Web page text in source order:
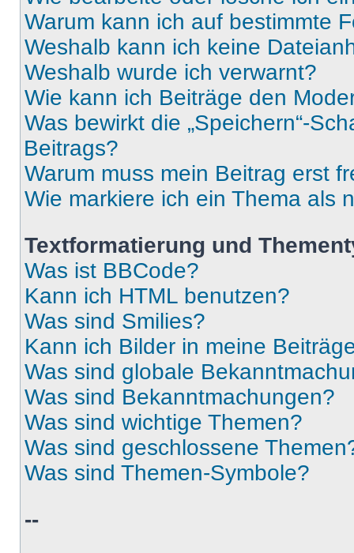
Warum kann ich auf bestimmte
Weshalb kann ich keine
Weshalb wurde ich verwarnt?
Wie kann ich Beiträge den
Was bewirkt die „Speichern“-
Beitrags?
Warum muss mein Beitrag erst
Wie markiere ich ein Thema als
Textformatierung und
Was ist BBCode?
Kann ich HTML benutzen?
Was sind Smilies?
Kann ich Bilder in meine
Was sind globale
Was sind Bekanntmachungen?
Was sind wichtige Themen?
Was sind geschlossene
Was sind Themen-Symbole?
--